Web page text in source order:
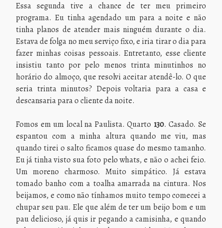
Essa segunda tive a chance de ter meu primeiro
programa. Eu tinha agendado um para a noite e não
tinha planos de atender mais ninguém durante o dia.
Estava de folga no meu serviço fixo, e iria tirar o dia para
fazer minhas coisas pessoais. Entretanto, esse cliente
insistiu tanto por pelo menos trinta minutinhos no
horário do almoço, que resolvi aceitar atendê-lo. O que
seria trinta minutos? Depois voltaria para a casa e
descansaria para o cliente da noite.
Fomos em um local na Paulista. Quarto 130. Casado. Se
espantou com a minha altura quando me viu, mas
quando tirei o salto ficamos quase do mesmo tamanho.
Eu já tinha visto sua foto pelo whats, e não o achei feio.
Um moreno charmoso. Muito simpático. Já estava
tomado banho com a toalha amarrada na cintura. Nos
beijamos, e como não tínhamos muito tempo comecei a
chupar seu pau. Ele que além de ter um beijo bom e um
pau delicioso, já quis ir pegando a camisinha, e quando